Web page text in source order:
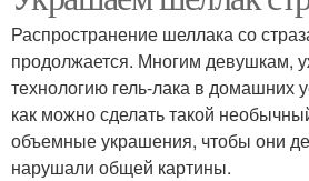
Распространение шеллака со
продолжается. Многим девушкам,
технологию гель-лака в домашних
как можно сделать такой
объемные украшения, чтобы они
нарушали общей картины.